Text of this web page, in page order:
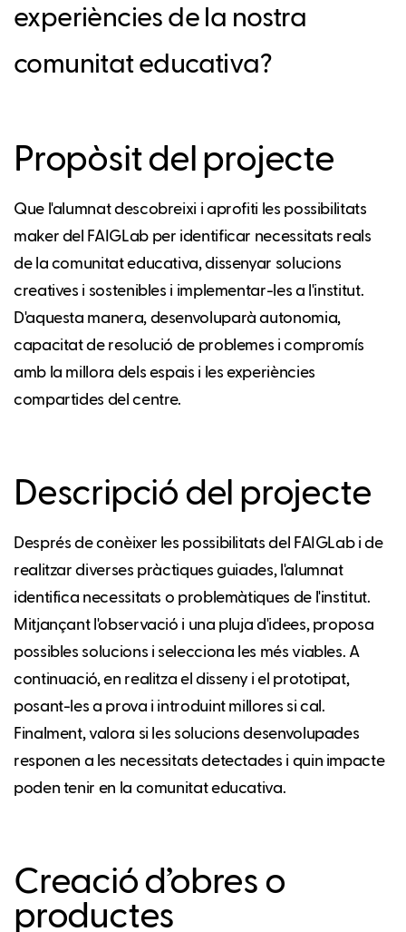
experiències de la nostra
comunitat educativa?
Propòsit del projecte
Que l'alumnat descobreixi i aprofiti les possibilitats
maker del FAIGLab per identificar necessitats reals
de la comunitat educativa, dissenyar solucions
creatives i sostenibles i implementar-les a l'institut.
D'aquesta manera, desenvoluparà autonomia,
capacitat de resolució de problemes i compromís
amb la millora dels espais i les experiències
compartides del centre.
Descripció del projecte
Després de conèixer les possibilitats del FAIGLab i de
realitzar diverses pràctiques guiades, l'alumnat
identifica necessitats o problemàtiques de l'institut.
Mitjançant l'observació i una pluja d'idees, proposa
possibles solucions i selecciona les més viables. A
continuació, en realitza el disseny i el prototipat,
posant-les a prova i introduint millores si cal.
Finalment, valora si les solucions desenvolupades
responen a les necessitats detectades i quin impacte
poden tenir en la comunitat educativa.
Creació d’obres o
productes